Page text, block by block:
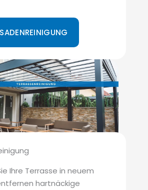
Ihre Terrasse in neuem
hartnäckige